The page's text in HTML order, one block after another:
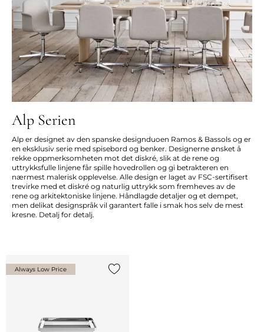
Alp Serien
Alp er designet av den spanske designduoen Ramos & Bassols og er
en eksklusiv serie med spisebord og benker. Designerne ønsket å
rekke oppmerksomheten mot det diskré, slik at de rene og
uttrykksfulle linjene får spille hovedrollen og gi betrakteren en
nærmest malerisk opplevelse. Alle design er laget av FSC-sertifisert
trevirke med et diskré og naturlig uttrykk som fremheves av de
rene og arkitektoniske linjene. Håndlagde detaljer og et dempet,
men delikat designspråk vil garantert falle i smak hos selv de mest
kresne. Detalj for detalj.
Always Low Price